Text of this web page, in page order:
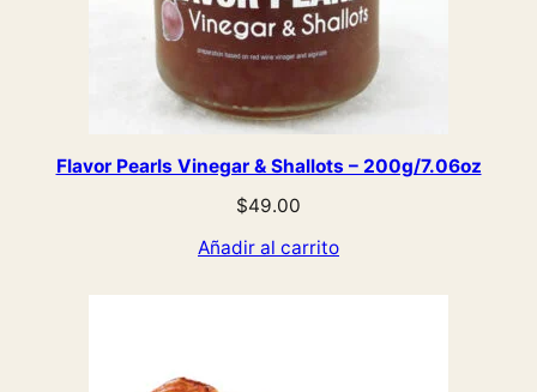
Flavor Pearls Vinegar & Shallots – 200g/7.06oz
$49.00
Añadir al carrito